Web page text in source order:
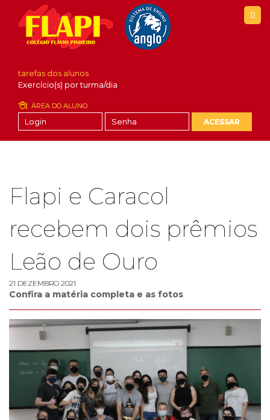
tarefas dos alunos
Exercício(s) por turma/dia
ÁREA DO ALUNO
ACESSAR
Flapi e Caracol
recebem dois prêmios
Leão de Ouro
21 DEZEMBRO 2021
Confira a matéria completa e as fotos